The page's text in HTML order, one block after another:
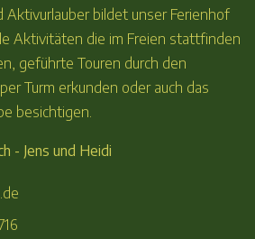
Aktivurlauber bildet unser Ferienhof
Aktivitäten die im Freien stattfinden
geführte Touren durch den
Turm erkunden oder auch das
besichtigen.
- Jens und Heidi